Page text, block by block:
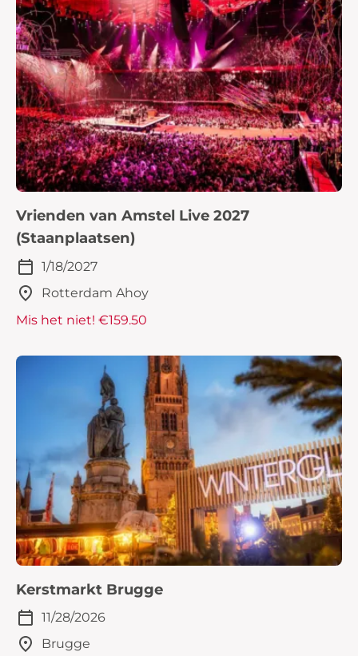
Vrienden van Amstel Live 2027
(Staanplaatsen)
1/18/2027
Rotterdam Ahoy
Mis het niet! €159.50
Kerstmarkt Brugge
11/28/2026
Brugge